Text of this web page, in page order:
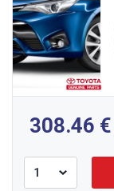
308.46